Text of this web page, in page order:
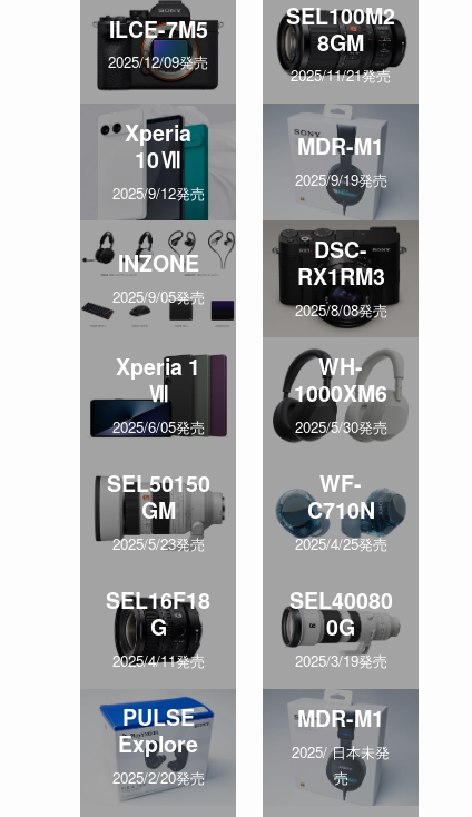
ILCE-7M5
2025/12/09発売
SEL100M2
8GM
2025/11/21発売
Xperia
10Ⅶ
2025/9/12発売
MDR-M1
2025/9/19発売
INZONE
2025/9/05発売
DSC-
RX1RM3
2025/8/08発売
Xperia 1
Ⅶ
2025/6/05発売
WH-
1000XM6
2025/5/30発売
SEL50150
GM
2025/5/23発売
WF-
C710N
2025/4/25発売
SEL16F18
G
2025/4/11発売
SEL40080
0G
2025/3/19発売
PULSE
Explore
2025/2/20発売
MDR-M1
2025/ 日本未発
売